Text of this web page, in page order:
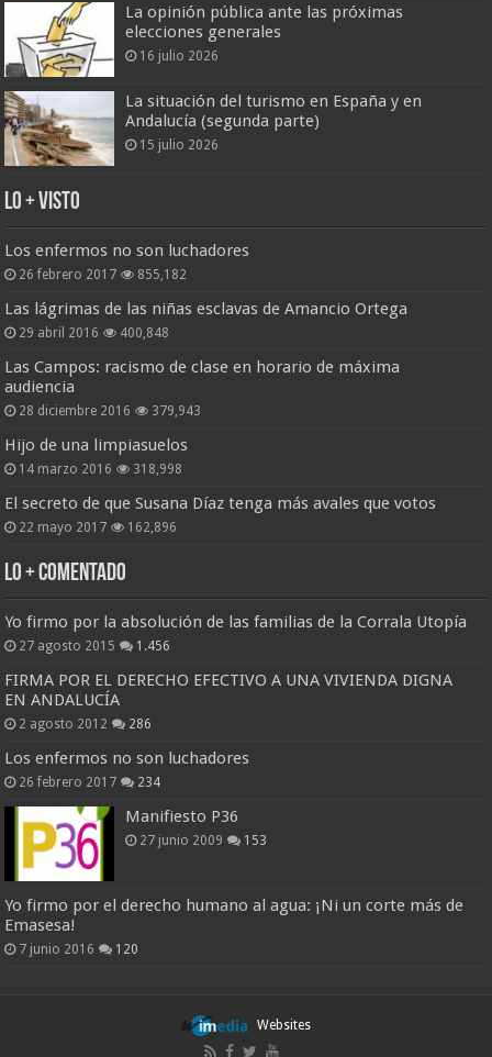
La opinión pública ante las próximas
elecciones generales
16 julio 2026
La situación del turismo en España y en
Andalucía (segunda parte)
15 julio 2026
Lo + Visto
Los enfermos no son luchadores
26 febrero 2017 855,182
Las lágrimas de las niñas esclavas de Amancio Ortega
29 abril 2016 400,848
Las Campos: racismo de clase en horario de máxima
audiencia
28 diciembre 2016 379,943
Hijo de una limpiasuelos
14 marzo 2016 318,998
El secreto de que Susana Díaz tenga más avales que votos
22 mayo 2017 162,896
Lo + Comentado
Yo firmo por la absolución de las familias de la Corrala Utopía
27 agosto 2015 1.456
FIRMA POR EL DERECHO EFECTIVO A UNA VIVIENDA DIGNA
EN ANDALUCÍA
2 agosto 2012 286
Los enfermos no son luchadores
26 febrero 2017 234
Manifiesto P36
27 junio 2009 153
Yo firmo por el derecho humano al agua: ¡Ni un corte más de
Emasesa!
7 junio 2016 120
Websites